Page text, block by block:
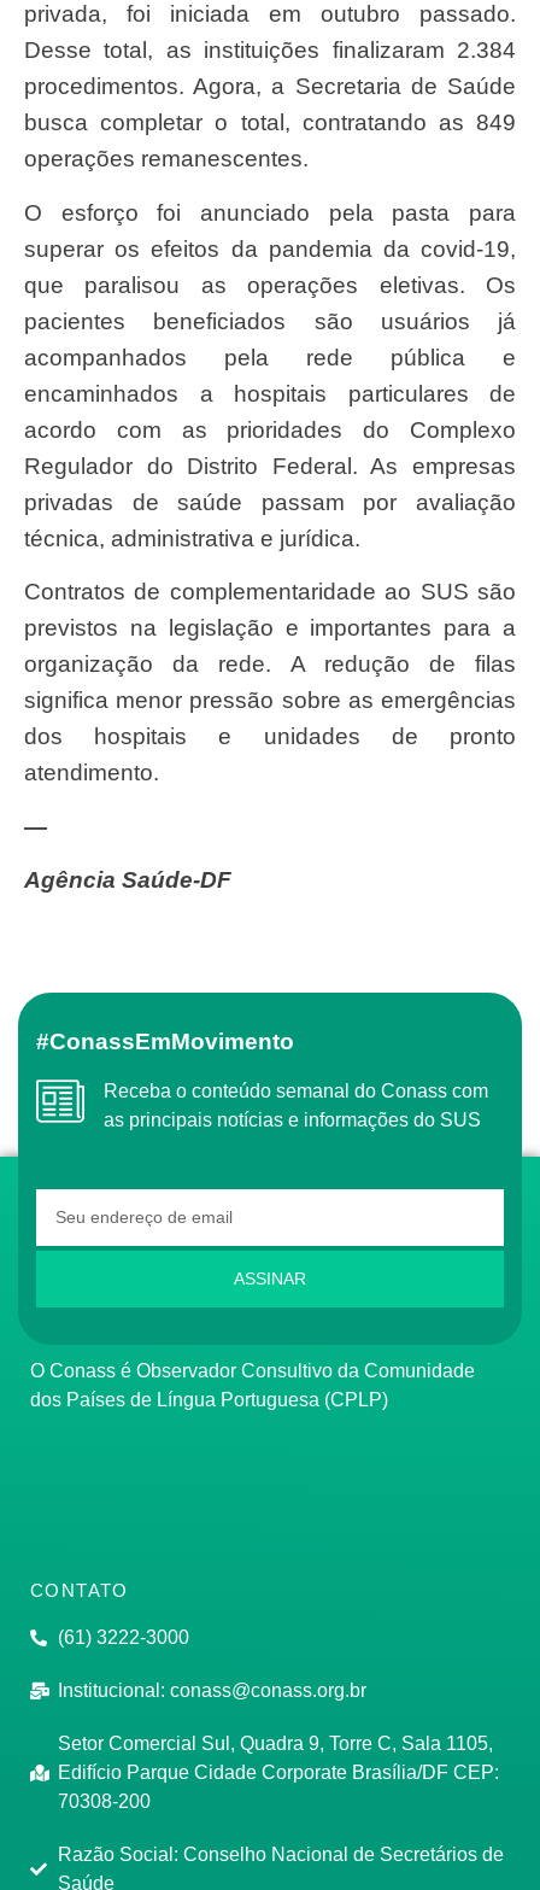
privada, foi iniciada em outubro passado.
Desse total, as instituições finalizaram 2.384
procedimentos. Agora, a Secretaria de Saúde
busca completar o total, contratando as 849
operações remanescentes.
O esforço foi anunciado pela pasta para
superar os efeitos da pandemia da covid-19,
que paralisou as operações eletivas. Os
pacientes beneficiados são usuários já
acompanhados pela rede pública e
encaminhados a hospitais particulares de
acordo com as prioridades do Complexo
Regulador do Distrito Federal. As empresas
privadas de saúde passam por avaliação
técnica, administrativa e jurídica.
Contratos de complementaridade ao SUS são
previstos na legislação e importantes para a
organização da rede. A redução de filas
significa menor pressão sobre as emergências
dos hospitais e unidades de pronto
atendimento.
—
Agência Saúde-DF
#ConassEmMovimento
Receba o conteúdo semanal do Conass com
as principais notícias e informações do SUS
ASSINAR
O Conass é Observador Consultivo da Comunidade
dos Países de Língua Portuguesa (CPLP)
CONTATO
(61) 3222-3000
Institucional: conass@conass.org.br
Setor Comercial Sul, Quadra 9, Torre C, Sala 1105,
Edifício Parque Cidade Corporate Brasília/DF CEP:
70308-200
Razão Social: Conselho Nacional de Secretários de
Saúde